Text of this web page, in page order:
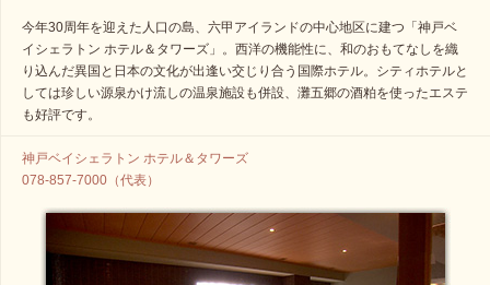
今年30周年を迎えた人口の島、六甲アイランドの中心地区に建つ「神戸ベ
イシェラトン ホテル＆タワーズ」。西洋の機能性に、和のおもてなしを織
り込んだ異国と日本の文化が出逢い交じり合う国際ホテル。シティホテルと
しては珍しい源泉かけ流しの温泉施設も併設、灘五郷の酒粕を使ったエステ
も好評です。
神戸ベイシェラトン ホテル＆タワーズ
078-857-7000（代表）